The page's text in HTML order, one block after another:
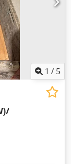
1 / 5